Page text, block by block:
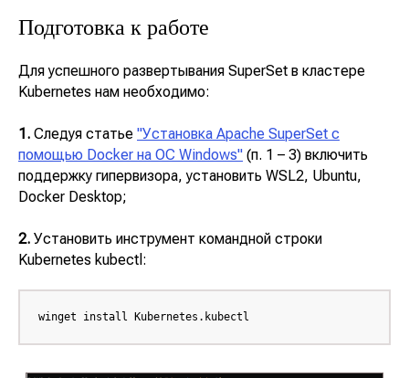
Подготовка к работе
Для успешного развертывания SuperSet в кластере
Kubernetes нам необходимо:
1. Следуя статье "Установка Apache SuperSet с
помощью Docker на ОС Windows" (п. 1 – 3) включить
поддержку гипервизора, установить WSL2, Ubuntu,
Docker Desktop;
2. Установить инструмент командной строки
Kubernetes kubectl :
winget install Kubernetes.kubectl